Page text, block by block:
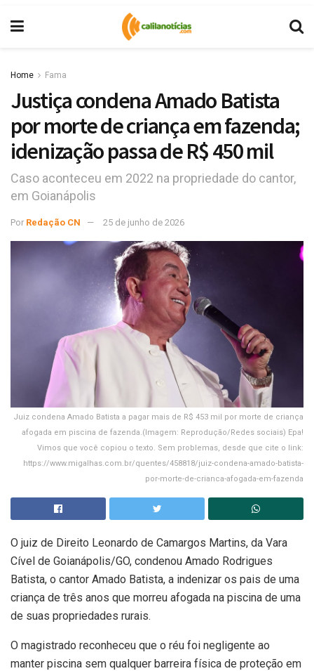
Home Fama
Justiça condena Amado Batista
por morte de criança em fazenda;
idenização passa de R$ 450 mil
Caso aconteceu em 2022 na propriedade do cantor,
em Goianápolis
Por Redação CN 25 de junho de 2026
Juiz condena Amado Batista a pagar mais de R$ 453 mil por morte de criança
afogada em piscina de fazenda.(Imagem: Reprodução/Redes sociais) Epa!
Vimos que você copiou o texto. Sem problemas, desde que cite o link:
https://www.migalhas.com.br/quentes/458818/juiz-condena-amado-batista-
por-morte-de-crianca-afogada-em-fazenda
O juiz de Direito Leonardo de Camargos Martins, da Vara
Cível de Goianápolis/GO, condenou Amado Rodrigues
Batista, o cantor Amado Batista, a indenizar os pais de uma
criança de três anos que morreu afogada na piscina de uma
de suas propriedades rurais.
O magistrado reconheceu que o réu foi negligente ao
manter piscina sem qualquer barreira física de proteção em